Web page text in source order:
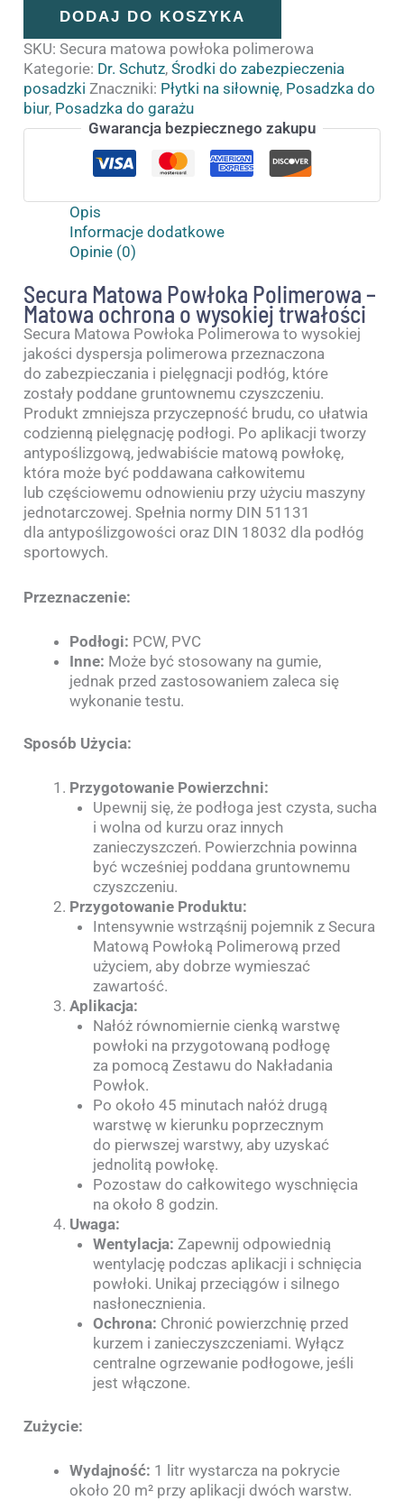
DODAJ DO KOSZYKA
SKU:Secura matowa powłoka polimerowa
Kategorie: Dr. Schutz,Środki do zabezpieczenia
posadzki Znaczniki: Płytki na siłownię, Posadzka do
biur, Posadzka do garażu
Gwarancja bezpiecznego zakupu
Opis
Informacje dodatkowe
Opinie (0)
Secura Matowa Powłoka Polimerowa –
Matowa ochrona o wysokiej trwałości
Secura Matowa Powłoka Polimerowa to wysokiej
jakości dyspersja polimerowa przeznaczona
do zabezpieczania i pielęgnacji podłóg, które
zostały poddane gruntownemu czyszczeniu.
Produkt zmniejsza przyczepność brudu, co ułatwia
codzienną pielęgnację podłogi. Po aplikacji tworzy
antypoślizgową, jedwabiście matową powłokę,
która może być poddawana całkowitemu
lub częściowemu odnowieniu przy użyciu maszyny
jednotarczowej. Spełnia normy DIN 51131
dla antypoślizgowości oraz DIN 18032 dla podłóg
sportowych.
Przeznaczenie:
Podłogi: PCW, PVC
Inne: Może być stosowany na gumie,
jednak przed zastosowaniem zaleca się
wykonanie testu.
Sposób Użycia:
Przygotowanie Powierzchni:
Upewnij się, że podłoga jest czysta, sucha
i wolna od kurzu oraz innych
zanieczyszczeń. Powierzchnia powinna
być wcześniej poddana gruntownemu
czyszczeniu.
Przygotowanie Produktu:
Intensywnie wstrząśnij pojemnik z Secura
Matową Powłoką Polimerową przed
użyciem, aby dobrze wymieszać
zawartość.
Aplikacja:
Nałóż równomiernie cienką warstwę
powłoki na przygotowaną podłogę
za pomocą Zestawu do Nakładania
Powłok.
Po około 45 minutach nałóż drugą
warstwę w kierunku poprzecznym
do pierwszej warstwy, aby uzyskać
jednolitą powłokę.
Pozostaw do całkowitego wyschnięcia
na około 8 godzin.
Uwaga:
Wentylacja: Zapewnij odpowiednią
wentylację podczas aplikacji i schnięcia
powłoki. Unikaj przeciągów i silnego
nasłonecznienia.
Ochrona: Chronić powierzchnię przed
kurzem i zanieczyszczeniami. Wyłącz
centralne ogrzewanie podłogowe, jeśli
jest włączone.
Zużycie:
Wydajność: 1 litr wystarcza na pokrycie
około 20 m² przy aplikacji dwóch warstw.